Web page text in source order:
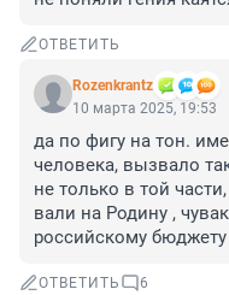
ОТВЕТИТЬ
Rozenkrantz
10 марта 2025, 19:53
да по фигу на тон.
человека, вызвало
не только в той
вали на Родину ,
российскому бюджету
ОТВЕТИТЬ 6